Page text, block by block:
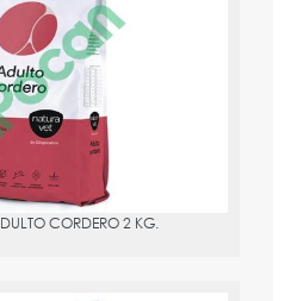
CORDERO 2 KG.